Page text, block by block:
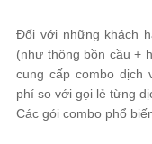
Đối với những khách
(như thông bồn cầu +
cung cấp combo dịch
phí so với gọi lẻ từng
Các gói combo phổ